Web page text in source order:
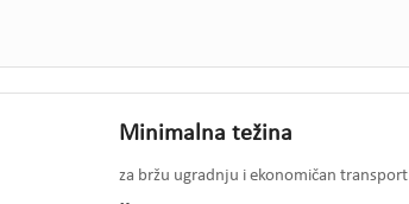
Minimalna težina
za bržu ugradnju i ekonomičan transport